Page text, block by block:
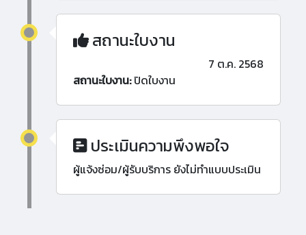
สถานะใบงาน
7 ต.ค. 2568
สถานะใบงาน:ปิดใบงาน
ประเมินความพึงพอใจ
ผู้แจ้งซ่อม/ผู้รับบริการ ยังไม่ทำแบบประเมิน